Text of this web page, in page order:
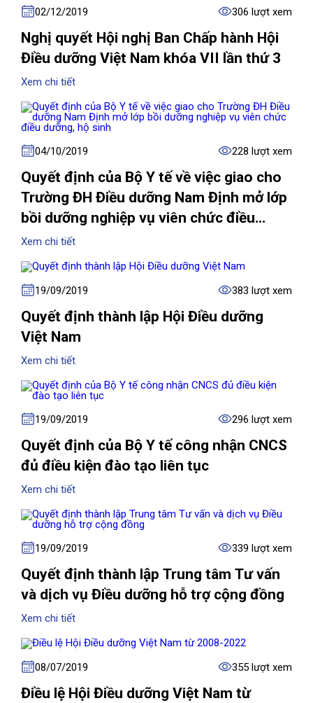
02/12/2019 306 lượt xem
Nghị quyết Hội nghị Ban Chấp hành Hội
Điều dưỡng Việt Nam khóa VII lần thứ 3
Xem chi tiết
04/10/2019 228 lượt xem
Quyết định của Bộ Y tế về việc giao cho
Trường ĐH Điều dưỡng Nam Định mở lớp
bồi dưỡng nghiệp vụ viên chức điều
dưỡng, hộ sinh
Xem chi tiết
19/09/2019 383 lượt xem
Quyết định thành lập Hội Điều dưỡng
Việt Nam
Xem chi tiết
19/09/2019 296 lượt xem
Quyết định của Bộ Y tế công nhận CNCS
đủ điều kiện đào tạo liên tục
Xem chi tiết
19/09/2019 339 lượt xem
Quyết định thành lập Trung tâm Tư vấn
và dịch vụ Điều dưỡng hỗ trợ cộng đồng
Xem chi tiết
08/07/2019 355 lượt xem
Điều lệ Hội Điều dưỡng Việt Nam từ